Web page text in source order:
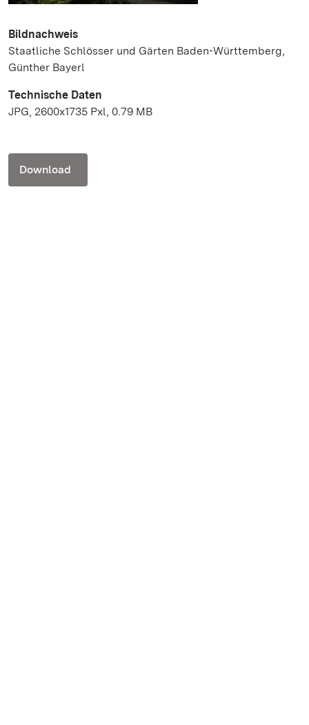
Bildnachweis
Staatliche Schlösser und Gärten Baden-Württemberg,
Günther Bayerl
Technische Daten
JPG, 2600x1735 Pxl, 0.79 MB
Download